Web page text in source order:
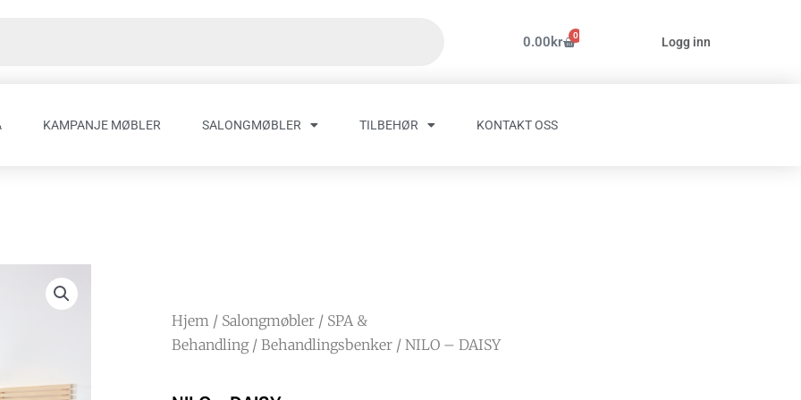
0.00kr 0
Handlekurv Logg inn
KAMPANJE MØBLER SALONGMØBLER TILBEHØR KONTAKT OSS
Hjem / Salongmøbler / SPA &
Behandling/ Behandlingsbenker / NILO – DAISY